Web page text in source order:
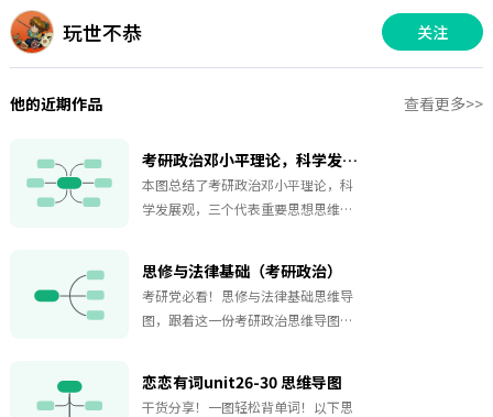
玩世不恭 关注
他的近期作品 查看更多>>
考研政治邓小平理论，科学发展观，三个代表重要思想思维导图
本图总结了考研政治邓小平理论，科
学发展观，三个代表重要思想思维导
思修与法律基础（考研政治）
考研党必看！思修与法律基础思维导
图，跟着这一份考研政治思维导图，
习！快动动小手点个赞吧！
恋恋有词unit26-30 思维导图
干货分享！一图轻松背单词！以下思